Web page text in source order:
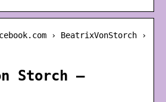
› BeatrixVonStorch ›
Storch –